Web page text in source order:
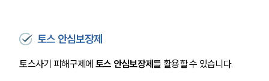
토스 안심보장제
토스사기 피해구제에 토스 안심보장제를 활용할 수 있습니다.